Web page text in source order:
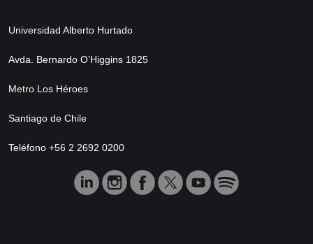
Universidad Alberto Hurtado
Avda. Bernardo O’Higgins 1825
Metro Los Héroes
Santiago de Chile
Teléfono +56 2 2692 0200